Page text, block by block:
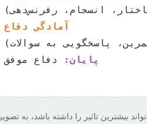
آمادگی دفاع
پایان:
بیشترین تاثیر را داشته باشد، به تصویر